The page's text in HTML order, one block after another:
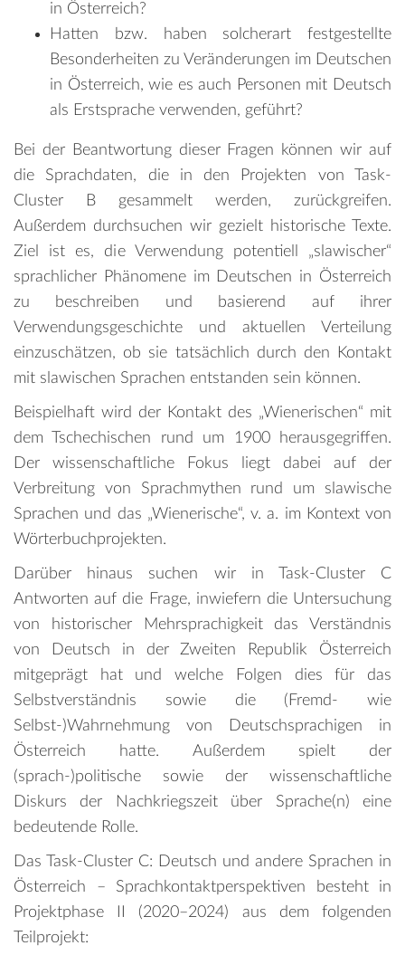
in Österreich?
Hatten bzw. haben solcherart festgestellte
Besonderheiten zu Veränderungen im Deutschen
in Österreich, wie es auch Personen mit Deutsch
als Erstsprache verwenden, geführt?
Bei der Beantwortung dieser Fragen können wir auf
die Sprachdaten, die in den Projekten von Task-
Cluster B gesammelt werden, zurückgreifen.
Außerdem durchsuchen wir gezielt historische Texte.
Ziel ist es, die Verwendung potentiell „slawischer“
sprachlicher Phänomene im Deutschen in Österreich
zu beschreiben und basierend auf ihrer
Verwendungsgeschichte und aktuellen Verteilung
einzuschätzen, ob sie tatsächlich durch den Kontakt
mit slawischen Sprachen entstanden sein können.
Beispielhaft wird der Kontakt des „Wienerischen“ mit
dem Tschechischen rund um 1900 herausgegriffen.
Der wissenschaftliche Fokus liegt dabei auf der
Verbreitung von Sprachmythen rund um slawische
Sprachen und das „Wienerische“, v. a. im Kontext von
Wörterbuchprojekten.
Darüber hinaus suchen wir in Task-Cluster C
Antworten auf die Frage, inwiefern die Untersuchung
von historischer Mehrsprachigkeit das Verständnis
von Deutsch in der Zweiten Republik Österreich
mitgeprägt hat und welche Folgen dies für das
Selbstverständnis sowie die (Fremd- wie
Selbst-)Wahrnehmung von Deutschsprachigen in
Österreich hatte. Außerdem spielt der
(sprach-)politische sowie der wissenschaftliche
Diskurs der Nachkriegszeit über Sprache(n) eine
bedeutende Rolle.
Das Task-Cluster C: Deutsch und andere Sprachen in
Österreich – Sprachkontaktperspektiven besteht in
Projektphase II (2020–2024) aus dem folgenden
Teilprojekt: